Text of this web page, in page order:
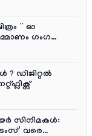
” ഓ
ഗംഗ
? ഡിജിറ്റൽ
സിനിമകൾ:
വരെ